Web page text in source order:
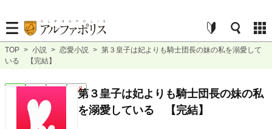
TOP > 小説 > 恋愛小説 > 第３皇子は妃よりも騎士団長の妹の私を溺愛して
いる 【完結】
恋愛 完結 短編 R18第３皇子は妃よりも騎士団長の妹の私
を溺愛している 【完結】